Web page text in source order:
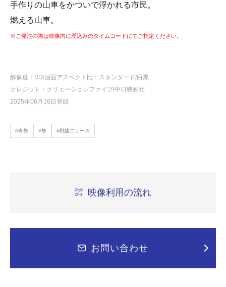
手作りの山車をかついで浮かれる市民。
燃える山車。
※ご発注の際は映像内に埋込みのタイムコードにてご指定ください。
解像度：SD/画面アスペクト比：スタンダード/白黒
クレジット：クリエーションファイブ/中日映画社
2025年06月16日登録
#奇祭 #祭 #戦後ニュース
映像利用の流れ
お問い合わせ